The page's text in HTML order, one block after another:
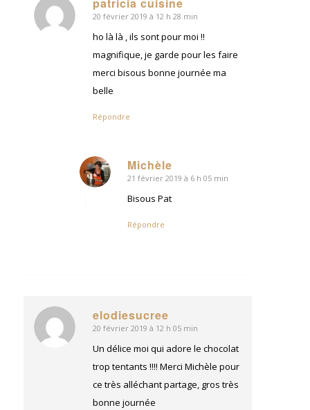
patricia cuisine
dit
:
20 février 2019 à 12 h 28 min
ho là là , ils sont pour moi !!
magnifique, je garde pour les faire
merci bisous bonne journée ma
belle
Répondre
Michèle
dit
21 février 2019 à 6 h 05 min
Bisous Pat
Répondre
elodiesucree
dit
20 février 2019 à 12 h 05 min
Un délice moi qui adore le chocolat
trop tentants !!!! Merci Michèle pour
ce très alléchant partage, gros très
bonne journée